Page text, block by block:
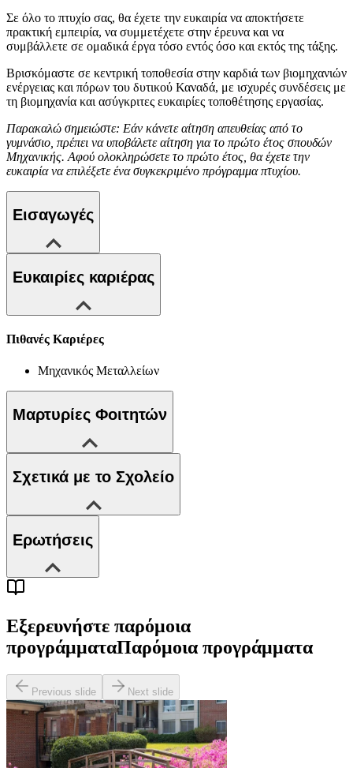
Σε όλο το πτυχίο σας, θα έχετε την ευκαιρία να αποκτήσετε
πρακτική εμπειρία, να συμμετέχετε στην έρευνα και να
συμβάλλετε σε ομαδικά έργα τόσο εντός όσο και εκτός της τάξης.
Βρισκόμαστε σε κεντρική τοποθεσία στην καρδιά των βιομηχανιών
ενέργειας και πόρων του δυτικού Καναδά, με ισχυρές συνδέσεις με
τη βιομηχανία και ασύγκριτες ευκαιρίες τοποθέτησης εργασίας.
Παρακαλώ σημειώστε: Εάν κάνετε αίτηση απευθείας από το
γυμνάσιο, πρέπει να υποβάλετε αίτηση για το πρώτο έτος σπουδών
Μηχανικής. Αφού ολοκληρώσετε το πρώτο έτος, θα έχετε την
ευκαιρία να επιλέξετε ένα συγκεκριμένο πρόγραμμα πτυχίου.
Εισαγωγές
Ευκαιρίες καριέρας
Πιθανές Καριέρες
Μηχανικός Μεταλλείων
Μαρτυρίες Φοιτητών
Σχετικά με το Σχολείο
Ερωτήσεις
Εξερευνήστε παρόμοια
προγράμματαΠαρόμοια προγράμματα
Previous slide Next slide